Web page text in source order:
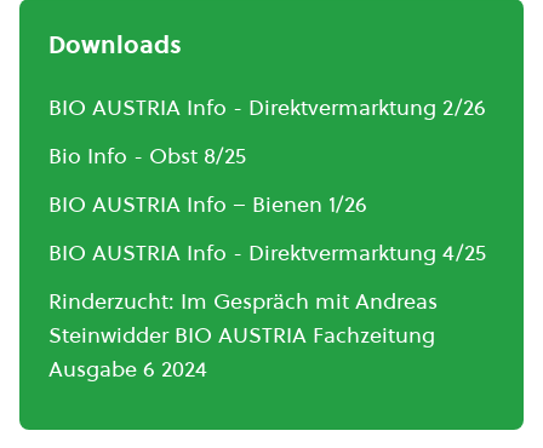
Downloads
BIO AUSTRIA Info - Direktvermarktung 2/26
Bio Info - Obst 8/25
BIO AUSTRIA Info – Bienen 1/26
BIO AUSTRIA Info - Direktvermarktung 4/25
Rinderzucht: Im Gespräch mit Andreas
Steinwidder BIO AUSTRIA Fachzeitung
Ausgabe 6 2024